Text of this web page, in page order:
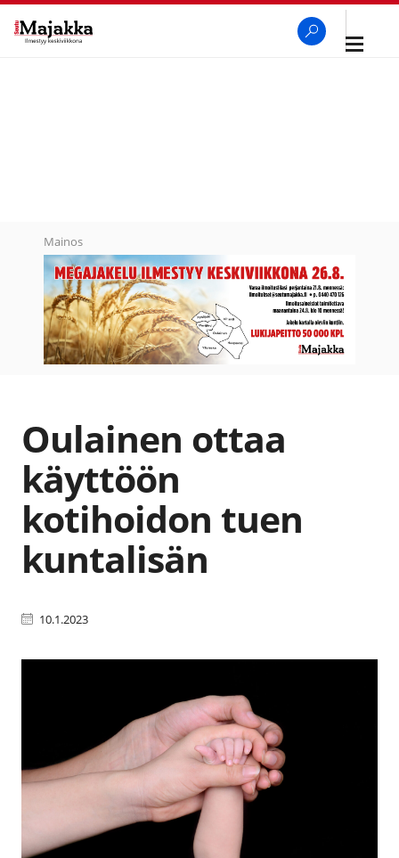
Avaa
Mainos
Oulainen ottaa
käyttöön
kotihoidon tuen
kuntalisän
10.1.2023